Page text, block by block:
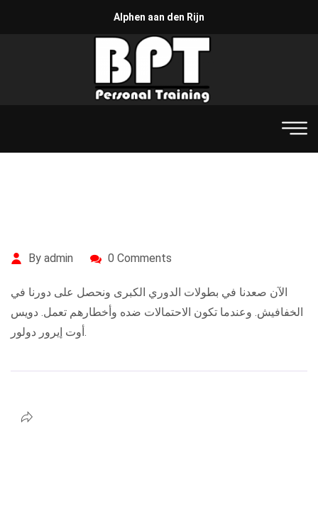
Alphen aan den Rijn
By admin 0 Comments
الآن صعدنا في بطولات الدوري الكبرى ونحصل على دورنا في
الخفافيش. وعندما تكون الاحتمالات ضده وأخطارهم تعمل. دويس
أوت إيرور دولور.